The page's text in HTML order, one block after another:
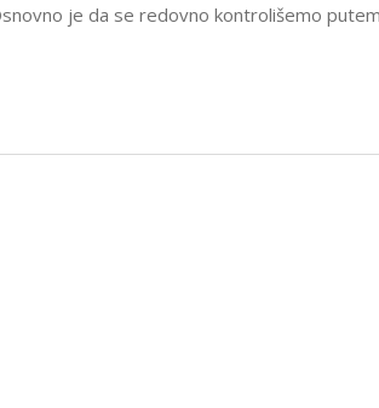
je da se redovno kontrolišemo